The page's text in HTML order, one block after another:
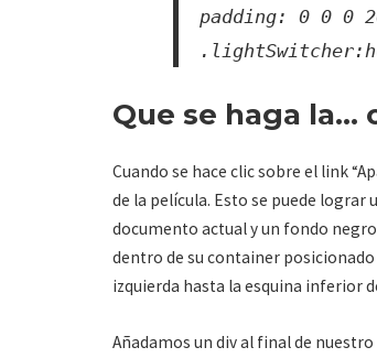
padding: 0 0 0
Que se haga la…
Cuando se hace clic sobre el link
de la película. Esto se puede
documento actual y un fondo
dentro de su container posicionado
izquierda hasta la esquina inferior
Añadamos un div al final de